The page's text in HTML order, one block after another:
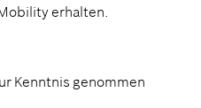
erhalten.
Kenntnis genommen